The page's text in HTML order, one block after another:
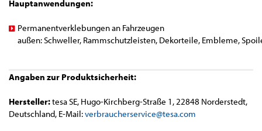
Hauptanwendungen:
Permanentverklebungen an Fahrzeugen
außen: Schweller, Rammschutzleisten, Dekorteile, Embleme,
Angaben zur Produktsicherheit:
Hersteller:tesa SE, Hugo-Kirchberg-Straße 1, 22848 Norderstedt,
Deutschland, E-Mail:verbraucherservice@tesa.com